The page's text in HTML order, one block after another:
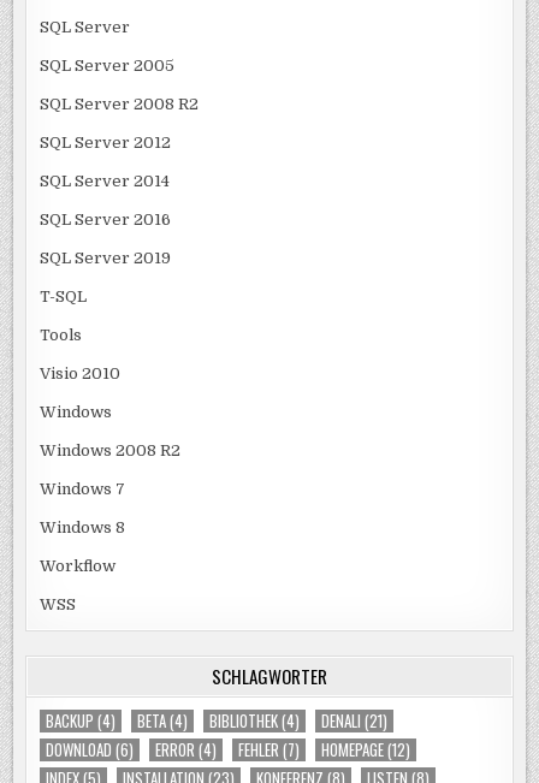
SQL Server
SQL Server 2005
SQL Server 2008 R2
SQL Server 2012
SQL Server 2014
SQL Server 2016
SQL Server 2019
T-SQL
Tools
Visio 2010
Windows
Windows 2008 R2
Windows 7
Windows 8
Workflow
WSS
SCHLAGWÖRTER
BACKUP (4) BETA(4) BIBLIOTHEK(4) DENALI (21)
DOWNLOAD (6) ERROR (4) FEHLER (7) HOMEPAGE(12)
INDEX(5) INSTALLATION (23) KONFERENZ (8) LISTEN (8)